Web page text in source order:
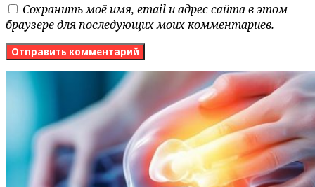
Сохранить моё имя, email и адрес сайта в этом
браузере для последующих моих комментариев.